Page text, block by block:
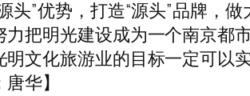
头”优势，打造“源头”品牌，
力把明光建设成为一个南京都
文化旅游业的目标一定可以
华】